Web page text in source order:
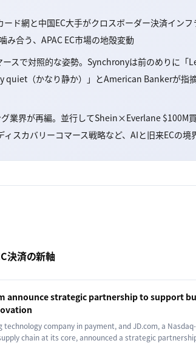
ド網と中国EC大手がクロスボーダー決済インフ
合う、APAC EC市場の地殻変動
ースで対照的な姿勢。Synchronyは前のめりに「
quiet（かなり静か）」とAmerican Bankerが
業界が再編。並行してShein×Everlane $100M
スカバリーコマース戦略など、AIと旧来ECの境
済の新軸
announce strategic partnership to support
company in payment, and JD.com, a
chain at its core, announced a strategic